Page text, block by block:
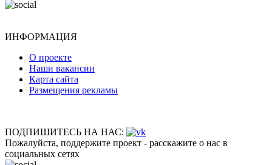
ИНФОРМАЦИЯ
О проекте
Наши вакансии
Карта сайта
Размещения рекламы
ПОДПИШИТЕСЬ НА НАС:
Пожалуйста, поддержите проект - расскажите о нас в
социальных сетях